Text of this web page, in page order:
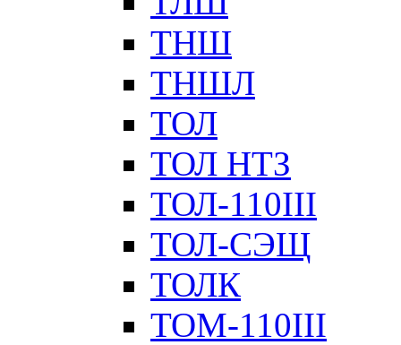
ТНШ
ТНШЛ
ТОЛ
ТОЛ НТЗ
ТОЛ-110III
ТОЛ-СЭЩ
ТОЛК
ТОМ-110III